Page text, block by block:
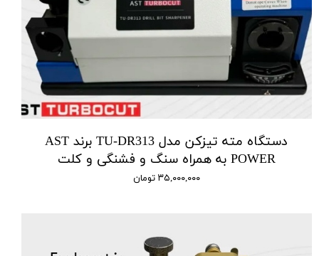
دستگاه مته تیزکن مدل TU-DR313 برند AST
POWER به همراه سنگ و فشنگی و کلت
۳۵,۰۰۰,۰۰۰ تومان